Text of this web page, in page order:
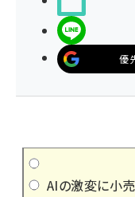
優
AIの激変に小